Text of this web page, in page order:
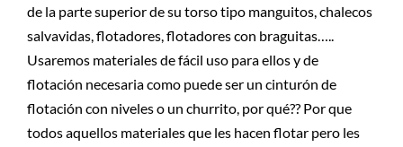
de la parte superior de su torso tipo manguitos, chalecos
salvavidas, flotadores, flotadores con braguitas…..
Usaremos materiales de fácil uso para ellos y de
flotación necesaria como puede ser un cinturón de
flotación con niveles o un churrito, por qué?? Por que
todos aquellos materiales que les hacen flotar pero les